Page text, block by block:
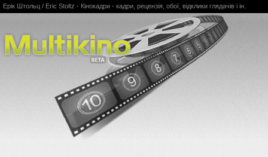
Multikino
Ерік Штольц / Eric Stoltz - Кінокадри - кадри, рецензія, обої, відклики глядачів і ін.